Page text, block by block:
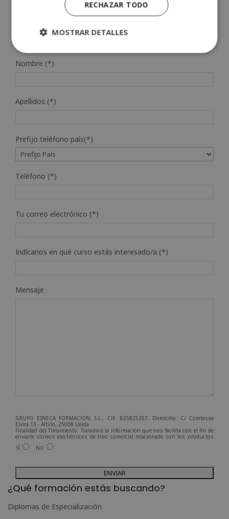
Nombre (*)
Apellidos (*)
Prefijo teléfono país(*)
Teléfono (*)
Tu correo electrónico (*)
Indícanos en qué curso estás interesado/a (*)
Mensaje
GRUPO ESNECA FORMACIÓN, S.L., CIF: B25825357, Domicilio: C/ Comtessa
Elvira 13 - Altillo, 25008 Lleida.
Finalidad del Tratamiento: Tratamos la información que nos facilita con el fin de
enviarle correos electrónicos de tipo comercial relacionado con los productos
ofrecidos y otros tipo de productos que fueran de su interés.
Legitimación del tratamiento: Consentimiento del interesado.
Para más información consulte nuestra Política de Privacidad.
Desea recibir información comercial (vía telefónica y/o email):
SÍ NO
A
l
e
¿Qué formación estás buscando?
Diplomas de Especialización
RECHAZAR TODO
MOSTRAR DETALLES